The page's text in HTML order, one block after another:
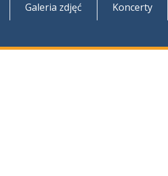
Galeria zdjęć
Koncerty